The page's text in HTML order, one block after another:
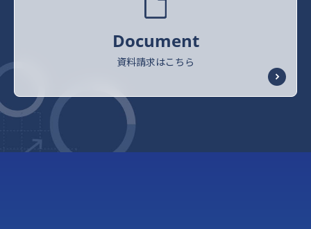
Document
資料請求はこちら